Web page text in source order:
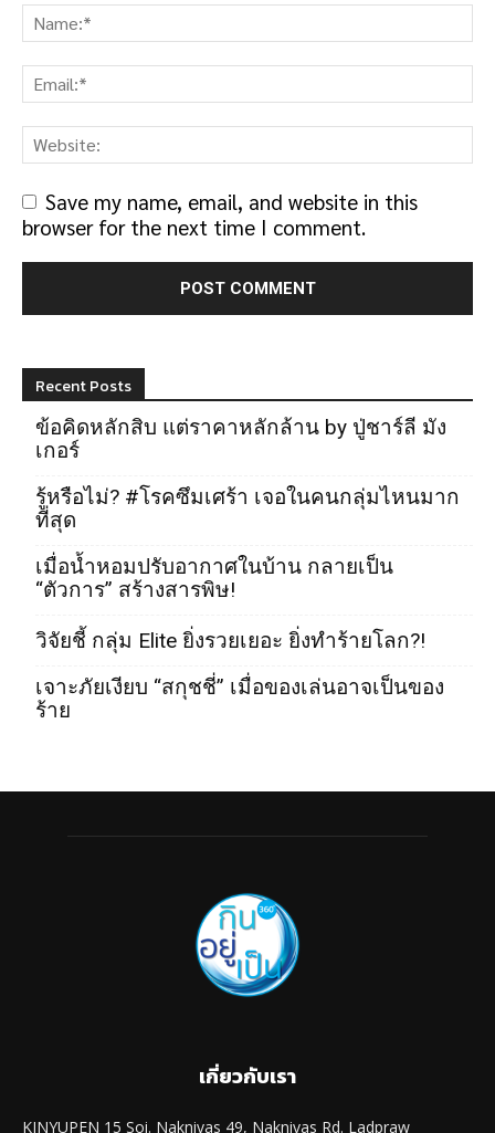
Save my name, email, and website in this
browser for the next time I comment.
Recent Posts
ข้อคิดหลักสิบ แต่ราคาหลักล้าน by ปู่ชาร์ลี มัง
เกอร์
รู้หรือไม่? #โรคซึมเศร้า เจอในคนกลุ่มไหนมาก
ที่สุด
เมื่อน้ำหอมปรับอากาศในบ้าน กลายเป็น
“ตัวการ” สร้างสารพิษ!
วิจัยชี้ กลุ่ม Elite ยิ่งรวยเยอะ ยิ่งทำร้ายโลก?!
เจาะภัยเงียบ “สกุชชี่” เมื่อของเล่นอาจเป็นของ
ร้าย
เกี่ยวกับเรา
KINYUPEN 15 Soi. Naknivas 49, Naknivas Rd. Ladpraw